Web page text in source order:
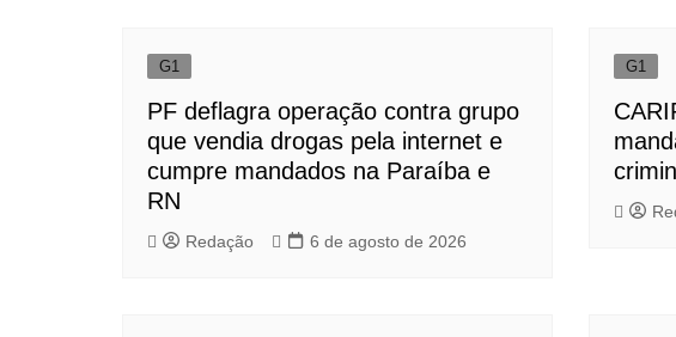
G1
PF deflagra operação contra grupo
que vendia drogas pela internet e
cumpre mandados na Paraíba e
RN
Redação 6 de agosto de 2026
G1